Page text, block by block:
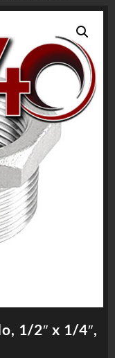
1/2″ x 1/4″,